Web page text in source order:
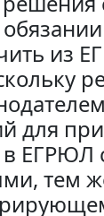
из
для
ЕГРЮЛ
тем